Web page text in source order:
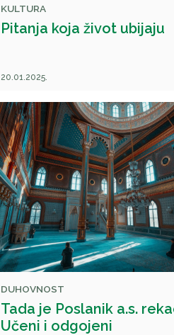
KULTURA
Pitanja koja život ubijaju
20.01.2025.
DUHOVNOST
Tada je Poslanik a.s.
Učeni i odgojeni